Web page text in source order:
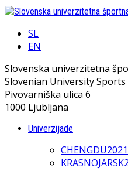
SL
EN
Slovenska univerzitetna
Slovenian University
Pivovarniška ulica 6
1000 Ljubljana
Univerzijade
CHENGDU2021